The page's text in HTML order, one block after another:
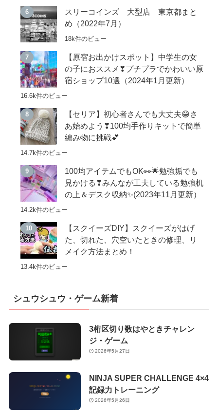
スリーコインズ 大型店 東京都まと
め（2022年7月）
18k件のビュー
【原宿お出かけスポット】中学生の女
の子におススメ❣プチプラでかわいい原
宿ショップ10選（2024年1月更新）
16.6k件のビュー
【セリア】初心者さんでも大丈夫😁さ
あ始めよう❣100均手作りキットで簡単
編み物に挑戦💕
14.7k件のビュー
100均アイテムでもOK👀🌟勉強垢でも
見かける❣みんなが工夫している勉強机
の上＆デスク収納✨(2023年11月更新）
14.2k件のビュー
【スクイーズDIY】スクイーズがはげ
た、切れた、穴空いたときの修理、リ
メイク方法まとめ！
13.4k件のビュー
シュウシュウ・ゲーム新着
3桁区切り数はやときチャレン
ジ・ゲーム
2026年5月27日
NINJA SUPER CHALLENGE 4×4
記録力トレーニング
2026年5月26日